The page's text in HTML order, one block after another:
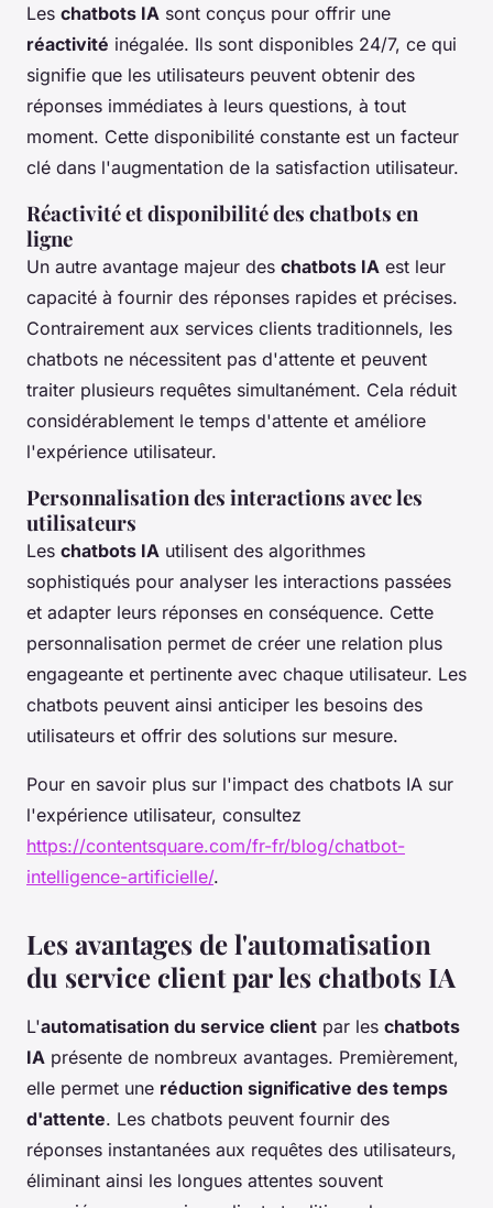
Les chatbots IA sont conçus pour offrir une
réactivité inégalée. Ils sont disponibles 24/7, ce qui
signifie que les utilisateurs peuvent obtenir des
réponses immédiates à leurs questions, à tout
moment. Cette disponibilité constante est un facteur
clé dans l'augmentation de la satisfaction utilisateur.
Réactivité et disponibilité des chatbots en
ligne
Un autre avantage majeur des chatbots IA est leur
capacité à fournir des réponses rapides et précises.
Contrairement aux services clients traditionnels, les
chatbots ne nécessitent pas d'attente et peuvent
traiter plusieurs requêtes simultanément. Cela réduit
considérablement le temps d'attente et améliore
l'expérience utilisateur.
Personnalisation des interactions avec les
utilisateurs
Les chatbots IA utilisent des algorithmes
sophistiqués pour analyser les interactions passées
et adapter leurs réponses en conséquence. Cette
personnalisation permet de créer une relation plus
engageante et pertinente avec chaque utilisateur. Les
chatbots peuvent ainsi anticiper les besoins des
utilisateurs et offrir des solutions sur mesure.
Pour en savoir plus sur l'impact des chatbots IA sur
l'expérience utilisateur, consultez
https://contentsquare.com/fr-fr/blog/chatbot-
intelligence-artificielle/.
Les avantages de l'automatisation
du service client par les chatbots IA
L'automatisation du service client par les chatbots
IA présente de nombreux avantages. Premièrement,
elle permet une réduction significative des temps
d'attente. Les chatbots peuvent fournir des
réponses instantanées aux requêtes des utilisateurs,
éliminant ainsi les longues attentes souvent